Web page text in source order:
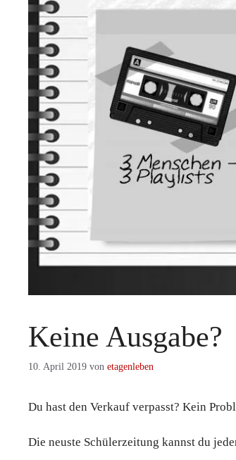
Keine Ausgabe?
10. April 2019 von etagenleben
Du hast den Verkauf verpasst? Kein
Die neuste Schülerzeitung kannst du